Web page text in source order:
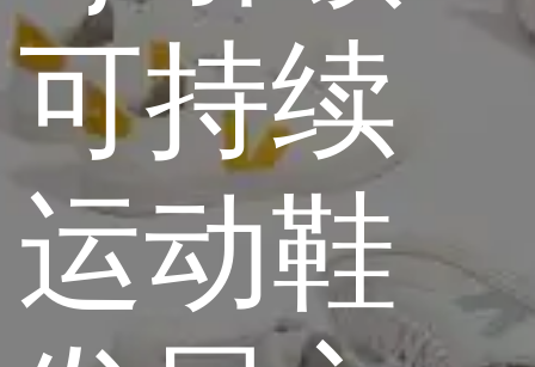
可持续
运动鞋